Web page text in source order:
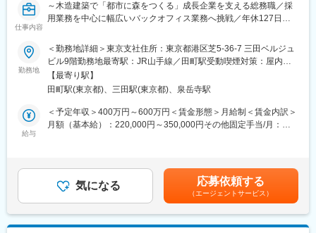
・完全週休2日(土日祝)／年休126日
・残業ほぼなし
■勤務環境に関して
〇場所：勤務地は一都三県の各工事現場にあるプレハブ事務所、
マンションの一室が事務所に就業いただきます。
〇就業環境：現場により仮設トイレや男女トイレ共用の場合あり
ます。
〇配属基準：ご自宅からの通勤時間や適性によって決定いたしま
■同社の魅力
◇創業78年の当社は2024年度１月に、建設・不動産、エネルギ
ー、プラントエンジニアリングといった多角的な事業ポートフォ
ります。
仕事内容
～木造建築で「都市に森をつくる」成長企業を支える総務職／採
用業務を中心に幅広いバックオフィス業務へ挑戦／年休127日・
■本求人の魅力ポイント：
◎世界トップクラスの木造建築技術を持つ成長企業の総務職
◎採用業務を中心に人事・労務・経理など幅広いスキルが身に付
く
◎年間休日127日＋計画有給5日／土日祝休み／残業月10時間程度
◎住宅手当・家族手当など福利厚生充実
に経理事務サポートもお任せします。
【総務業務】
勤務地
＜勤務地詳細＞東京支社住所：東京都港区芝5‐36-7 三田ベルジュ
ビル9階勤務地最寄駅：JR山手線／田町駅受動喫煙対策：屋内全
面禁煙変更の範囲：入社時に勤務地限定の希望の有無を確認して
います。
【最寄り駅】
田町駅(東京都)、三田駅(東京都)、泉岳寺駅
給与
＜予定年収＞400万円～600万円＜賃金形態＞月給制＜賃金内訳＞
月額（基本給）：220,000円～350,000円その他固定手当/月：
務地手当4万円■昇給：年1回（4月）■賞与：年2回（8月・12月）
3.5～6ヶ月支給賃金はあくまでも目安の金額であり、選考を通じ
て上下する可能性があります。月給(月額)は固定手当を含めた表記
です。
気になる 応募依頼する
（エージェントサービス）